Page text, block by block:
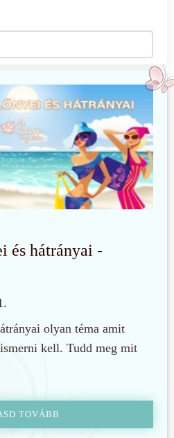
és hátrányai -
olyan téma amit
kell. Tudd meg mit
TOVÁBB